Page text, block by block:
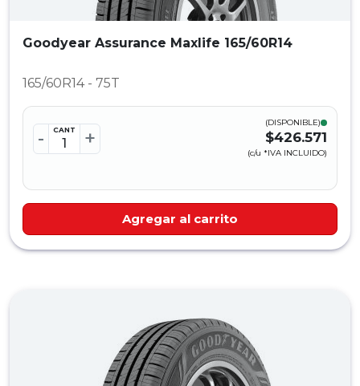
Goodyear Assurance Maxlife 165/60R14
165/60R14 - 75T
- CANT +
(DISPONIBLE)
$426.571
(c/u *IVA INCLUIDO)
Agregar al carrito